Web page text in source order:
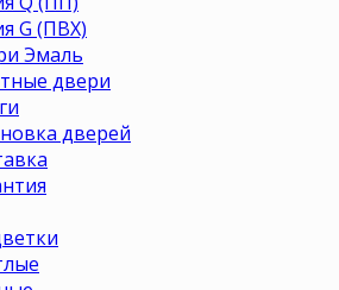
G (ПВХ)
Эмаль
двери
дверей